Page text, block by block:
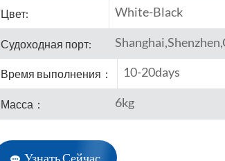
Цвет: White-Black
Судоходная порт:
Время выполнения： 10-20days
Масса： 6kg
Узнать Сейчас